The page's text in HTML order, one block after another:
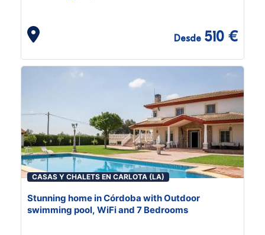
Desde 510 €
CASAS Y CHALETS EN CARLOTA (LA)
Stunning home in Córdoba with Outdoor
swimming pool, WiFi and 7 Bedrooms